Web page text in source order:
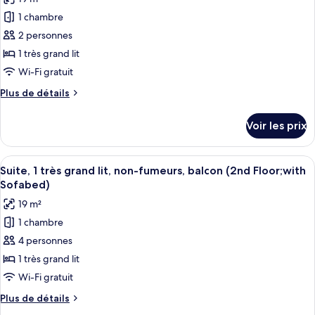
fumeurs
(with
Sofabed)
très
grand
lit,
non-
(with
Sofabed)
photos
pour
ce
type
de
chambre :
Chambre
1
très
grand
lit,
non-
fumeurs,
réfrigérateur
et
four
à
micro-
1 chambre
2 personnes
1 très grand lit
Wi-Fi gratuit
Plus de détails
Plus
le
type
de
chambre
Standard,
très
grand
lit,
fumeurs,
réfrigérateur
et
Voir les prix
Afficher
toutes
les
photos
pour
ce
type
de
chambre :
Suite,
Une chambre d’hôtel avec un
10
Suite, 1 très grand lit, non-fumeurs, balcon (2nd Floor;with
Sofabed)
19 m²
1 chambre
4 personnes
1 très grand lit
Wi-Fi gratuit
Plus de détails
Plus